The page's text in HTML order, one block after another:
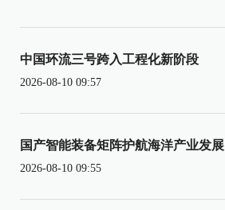
中国环流三号跨入工程化新阶段
2026-08-10 09:57
国产智能装备矩阵护航海洋产业发展
2026-08-10 09:55